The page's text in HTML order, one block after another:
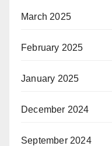
March 2025
February 2025
January 2025
December 2024
September 2024